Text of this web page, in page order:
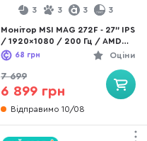
3 3 3 3
Монітор MSI MAG 272F - 27" IPS
/ 1920×1080 / 200 Гц / AMD
FreeSync Premium
Оціни
68 грн
7 699
6 899 грн
Відправимо 10/08